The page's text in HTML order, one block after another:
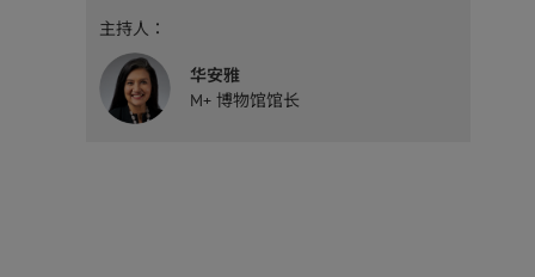
主持人：
华安雅
M+ 博物馆馆长